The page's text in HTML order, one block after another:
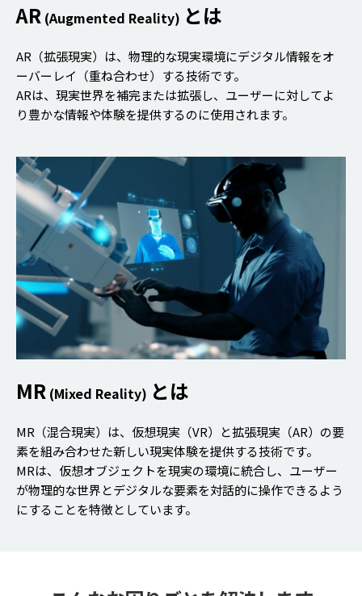
AR (Augmented Reality) とは
AR（拡張現実）は、物理的な現実環境にデジタル情報をオ
ーバーレイ（重ね合わせ）する技術です。
ARは、現実世界を補完または拡張し、ユーザーに対してよ
り豊かな情報や体験を提供するのに使用されます。
MR (Mixed Reality) とは
MR（混合現実）は、仮想現実（VR）と拡張現実（AR）の要
素を組み合わせた新しい現実体験を提供する技術です。
MRは、仮想オブジェクトを現実の環境に統合し、ユーザー
が物理的な世界とデジタルな要素を対話的に操作できるよう
にすることを特徴としています。